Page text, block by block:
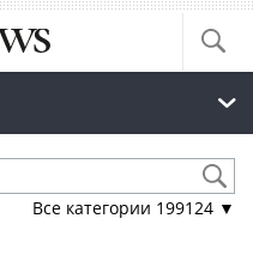
Все категории 199124 ▼